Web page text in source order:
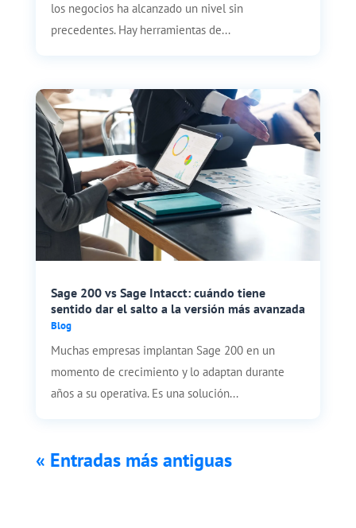
los negocios ha alcanzado un nivel sin
precedentes. Hay herramientas de...
Sage 200 vs Sage Intacct: cuándo tiene
sentido dar el salto a la versión más avanzada
Blog
Muchas empresas implantan Sage 200 en un
momento de crecimiento y lo adaptan durante
años a su operativa. Es una solución...
« Entradas más antiguas